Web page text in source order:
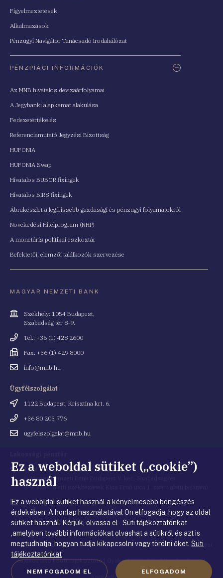
Figyelmeztetések
Alkalmazások
Pénzügyi Navigátor Tanácsadó Irodahálózat
PÉNZPIACI INFORMÁCIÓK
Az MNB hivatalos devizaárfolyamai
A Jegybanki alapkamat alakulása
Fedezetértékelés
Referenciamutató Jegyzési Bizottság
HUFONIA
HUFONIA Swap
Hivatalos BUBOR fixingek
Hivatalos BIRS fixingek
Ábrakészlet a legfrissebb gazdasági és pénzügyi folyamatokról
Növekedési Hitelprogram (NHP)
A monetáris politikai eszköztár
Befektetői, elemzői találkozók szervezése
MAGYAR NEMZETI BANK
Cím
Székhely: 1054 Budapest,
Szabadság tér 8-9.
Telefonszám
Tel.: +36 (1) 428 2600
Fax
Fax: +36 (1) 429 8000
Emailinfo@mnb.hu
Ügyfélszolgálat
Cím
1122 Budapest, Krisztina krt. 6.
Telefonszám
+36 80 203 776
Emailugyfelszolgalat@mnb.hu
Cím 1054 Budapest, Kiss Ernő utca 1.
(a Magyar Nemzeti Bank Budapest V. ker., Szabadság tér
8-9. szám alatti székházának Kiss Ernő utca 1. szám alatti bejárata)
Email
cím
penztar@mnb.hu
© Magyar Nemzeti Bank |Impresszum|Jogi nyilatkozat|Adatkezelési
tájékoztató|Süti tájékoztató| Gyakorlati tudnivalók a honlappal
kapcsolatban
Ez a weboldal sütiket („cookie”)
használ
Ez a weboldal sütiket használ a kényelmesebb böngészés
érdekében. A honlap használatával Ön elfogadja, hogy az oldal
sütiket használ. Kérjük, olvassa el Süti tájékoztatónkat
,amelyben további információkat olvashat a sütikről és azt is
megtudhatja, hogyan tudja kikapcsolni vagy törölni őket.Süti
tájékoztatónkat
NEM FOGADOM EL ELFOGADOM